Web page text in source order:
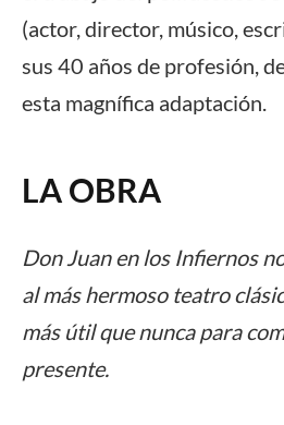
(actor, director, músico,
sus 40 años de profesión,
esta magnífica adaptación.
LA OBRA
Don Juan en los Infiernos
al más hermoso teatro
más útil que nunca para
presente.